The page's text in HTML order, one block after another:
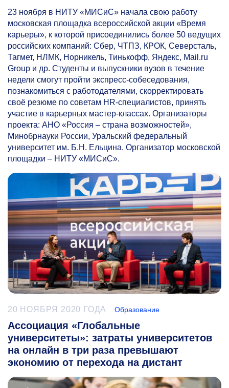
23 ноября в НИТУ «МИСиС» начала свою работу
московская площадка всероссийской акции «Время
карьеры», к которой присоединились более 50 ведущих
российских компаний: Сбер, ЧТПЗ, КРОК, Северсталь,
Тагмет, НЛМК, Норникель, Тинькофф, Яндекс, Mail.ru
Group и др. Студенты и выпускники вузов в течение
недели смогут пройти экспресс-собеседования,
познакомиться с работодателями, скорректировать
своё резюме по советам HR-специалистов, принять
участие в карьерных мастер-классах. Организаторы
проекта: AHO «Россия – страна возможностей»,
Минобрнауки России, Уральский федеральный
университет им. Б.Н. Ельцина. Организатор московской
площадки – НИТУ «МИСиС».
20 НОЯБРЯ 2020 ГОДА Образование
Ассоциация «Глобальные
университеты»: затраты университетов
на онлайн в три раза превышают
экономию от перехода на дистант